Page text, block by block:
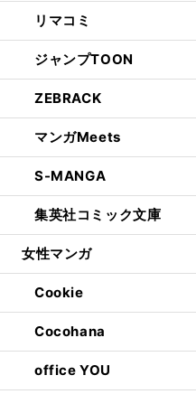
リマコミ
ジャンプTOON
ZEBRACK
マンガMeets
S-MANGA
集英社コミック文庫
女性マンガ
Cookie
Cocohana
office YOU